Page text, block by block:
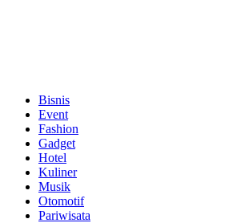
Bisnis
Event
Fashion
Gadget
Hotel
Kuliner
Musik
Otomotif
Pariwisata